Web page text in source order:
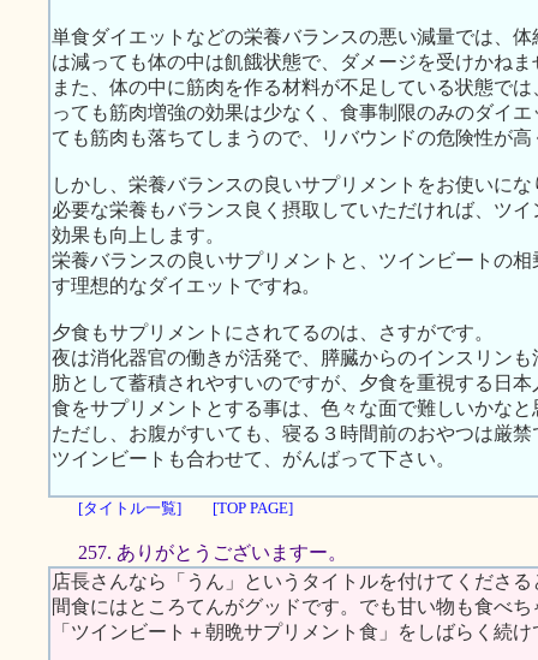
単食ダイエットなどの栄養バランスの悪い減量では、
は減っても体の中は飢餓状態で、ダメージを受けかねま
また、体の中に筋肉を作る材料が不足している状態で
っても筋肉増強の効果は少なく、食事制限のみのダイ
ても筋肉も落ちてしまうので、リバウンドの危険性が高
しかし、栄養バランスの良いサプリメントをお使いに
必要な栄養もバランス良く摂取していただければ、ツ
効果も向上します。
栄養バランスの良いサプリメントと、ツインビートの
す理想的なダイエットですね。
夕食もサプリメントにされてるのは、さすがです。
夜は消化器官の働きが活発で、膵臓からのインスリン
肪として蓄積されやすいのですが、夕食を重視する日
食をサプリメントとする事は、色々な面で難しいかな
ただし、お腹がすいても、寝る３時間前のおやつは厳禁
ツインビートも合わせて、がんばって下さい。
[タイトル一覧] [TOP PAGE]
257. ありがとうございますー。
店長さんなら「うん」というタイトルを付けてくださ
間食にはところてんがグッドです。でも甘い物も食べ
「ツインビート＋朝晩サプリメント食」をしばらく続